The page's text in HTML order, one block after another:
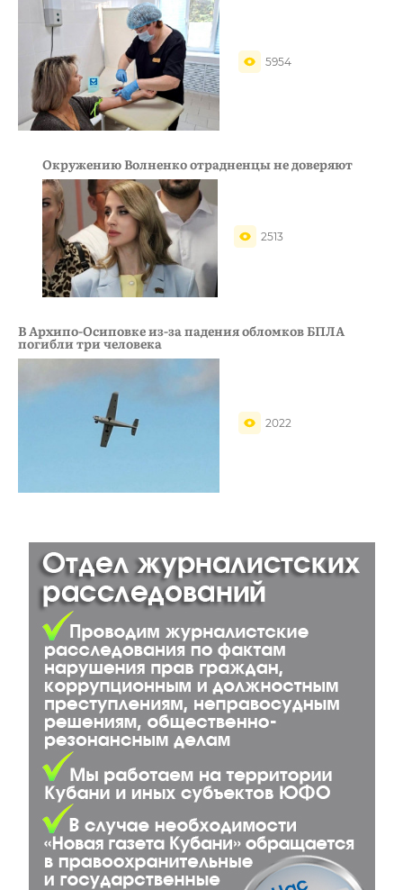
5954
Окружению Волненко отрадненцы не доверяют
2513
В Архипо-Осиповке из-за падения обломков БПЛА
погибли три человека
2022